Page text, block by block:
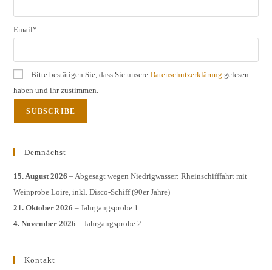
Email*
Bitte bestätigen Sie, dass Sie unsereDatenschutzerklärung gelesen
haben und ihr zustimmen.
Demnächst
15. August 2026 – Abgesagt wegen Niedrigwasser: Rheinschifffahrt mit
Weinprobe Loire, inkl. Disco-Schiff (90er Jahre)
21. Oktober 2026 – Jahrgangsprobe 1
4. November 2026 – Jahrgangsprobe 2
Kontakt